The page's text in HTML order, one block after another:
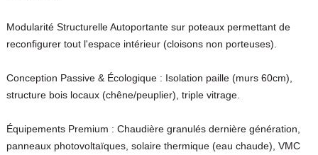
Modularité Structurelle Autoportante sur poteaux permettant de
reconfigurer tout l'espace intérieur (cloisons non porteuses).
Conception Passive & Écologique : Isolation paille (murs 60cm),
structure bois locaux (chêne/peuplier), triple vitrage.
Équipements Premium : Chaudière granulés dernière génération,
panneaux photovoltaïques, solaire thermique (eau chaude), VMC